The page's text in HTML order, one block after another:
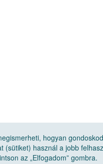
hogyan
(sütiket) használ a jobb
az „Elfogadom” gombra.